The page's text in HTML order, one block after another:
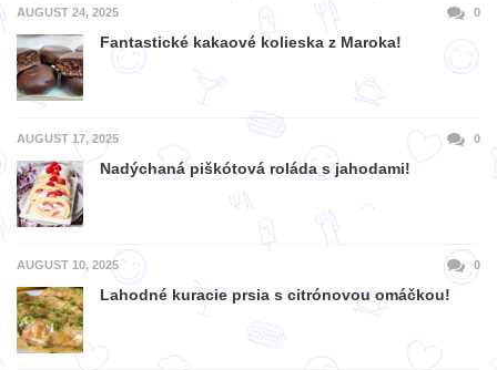
AUGUST 24, 2025 0
Fantastické kakaové kolieska z Maroka!
AUGUST 17, 2025 0
Nadýchaná piškótová roláda s jahodami!
AUGUST 10, 2025 0
Lahodné kuracie prsia s citrónovou omáčkou!